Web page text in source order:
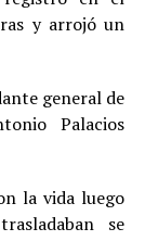
y arrojó un
general de
Palacios
la vida luego
se